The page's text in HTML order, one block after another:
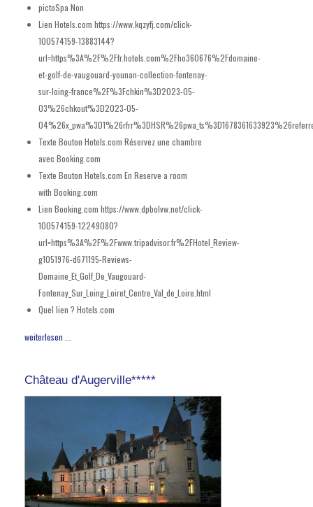
pictoSpa Non
Lien Hotels.com https://www.kqzyfj.com/click-
100574159-13883144?
url=https%3A%2F%2Ffr.hotels.com%2Fho360676%2Fdomaine-
et-golf-de-vaugouard-younan-collection-fontenay-
sur-loing-france%2F%3Fchkin%3D2023-05-
03%26chkout%3D2023-05-
Texte Bouton Hotels.com Réservez une chambre
avec Booking.com
Texte Bouton Hotels.com En Reserve a room
with Booking.com
Lien Booking.com https://www.dpbolvw.net/click-
100574159-12249080?
url=https%3A%2F%2Fwww.tripadvisor.fr%2FHotel_Review-
g1051976-d671195-Reviews-
Domaine_Et_Golf_De_Vaugouard-
Fontenay_Sur_Loing_Loiret_Centre_Val_de_Loire.html
Quel lien ? Hotels.com
weiterlesen ...
Château d'Augerville*****